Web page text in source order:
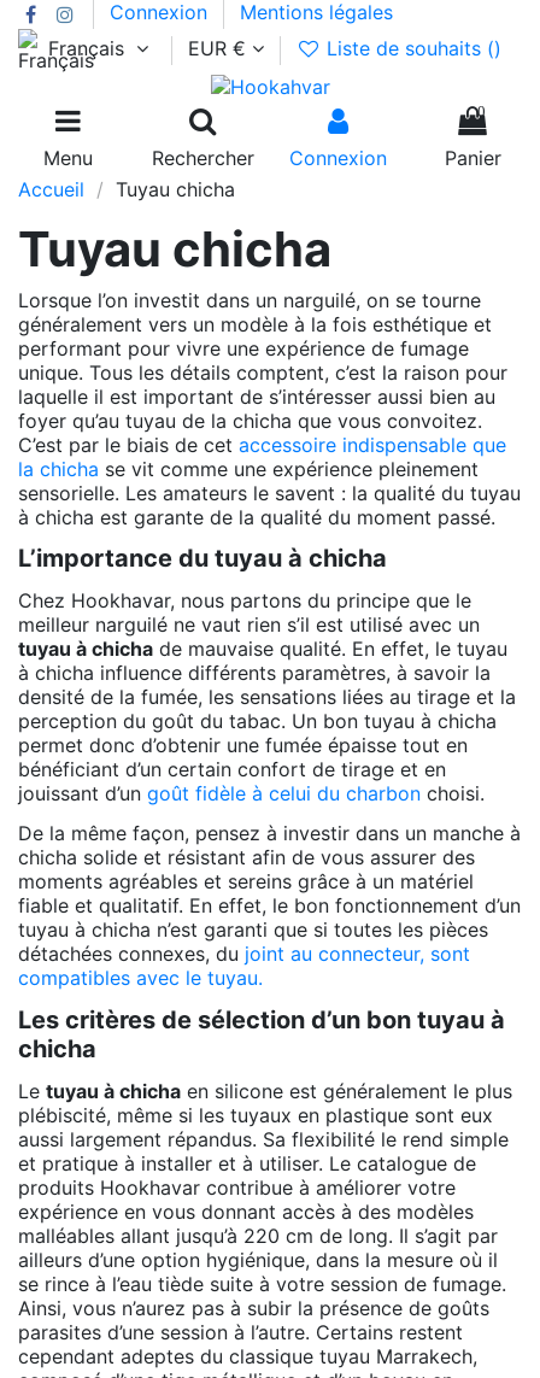
Connexion
Mentions légales
Français
EUR € Liste de souhaits ()
Menu Rechercher Connexion
0
Panier
Accueil
Tuyau chicha
Tuyau chicha
Lorsque l’on investit dans un narguilé, on se tourne
généralement vers un modèle à la fois esthétique et
performant pour vivre une expérience de fumage
unique. Tous les détails comptent, c’est la raison pour
laquelle il est important de s’intéresser aussi bien au
foyer qu’au tuyau de la chicha que vous convoitez.
C’est par le biais de cet accessoire indispensable que
la chicha se vit comme une expérience pleinement
sensorielle. Les amateurs le savent : la qualité du tuyau
à chicha est garante de la qualité du moment passé.
L’importance du tuyau à chicha
Chez Hookhavar, nous partons du principe que le
meilleur narguilé ne vaut rien s’il est utilisé avec un
tuyau à chicha de mauvaise qualité. En effet, le tuyau
à chicha influence différents paramètres, à savoir la
densité de la fumée, les sensations liées au tirage et la
perception du goût du tabac. Un bon tuyau à chicha
permet donc d’obtenir une fumée épaisse tout en
bénéficiant d’un certain confort de tirage et en
jouissant d’un goût fidèle à celui du charbon choisi.
De la même façon, pensez à investir dans un manche à
chicha solide et résistant afin de vous assurer des
moments agréables et sereins grâce à un matériel
fiable et qualitatif. En effet, le bon fonctionnement d’un
tuyau à chicha n’est garanti que si toutes les pièces
détachées connexes, du joint au connecteur, sont
compatibles avec le tuyau.
Les critères de sélection d’un bon tuyau à
chicha
Le tuyau à chicha en silicone est généralement le plus
plébiscité, même si les tuyaux en plastique sont eux
aussi largement répandus. Sa flexibilité le rend simple
et pratique à installer et à utiliser. Le catalogue de
produits Hookhavar contribue à améliorer votre
expérience en vous donnant accès à des modèles
malléables allant jusqu’à 220 cm de long. Il s’agit par
ailleurs d’une option hygiénique, dans la mesure où il
se rince à l’eau tiède suite à votre session de fumage.
Ainsi, vous n’aurez pas à subir la présence de goûts
parasites d’une session à l’autre. Certains restent
cependant adeptes du classique tuyau Marrakech,